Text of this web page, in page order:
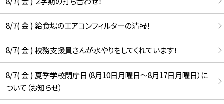
8/7( 金 ) 給食場のエアコンフィルターの清掃！
8/7( 金 ) 校務支援員さんが水やりをしてくれています！
8/7( 金 ) 夏季学校閉庁日（8月10日月曜日～8月17日月曜日）に
ついて（お知らせ）